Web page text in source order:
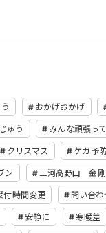
おかげおかげ
ゅう みんな頑張っ
クリスマス ケガ予
ン 三河高野山 金
付時間変更 問い合
安静に 寒暖差